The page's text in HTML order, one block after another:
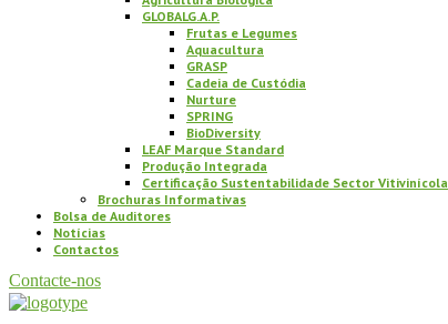
GLOBALG.A.P.
Frutas e Legumes
Aquacultura
GRASP
Cadeia de Custódia
Nurture
SPRING
BioDiversity
LEAF Marque Standard
Produção Integrada
Certificação Sustentabilidade Sector Vitivinícola
Brochuras Informativas
Bolsa de Auditores
Notícias
Contactos
Contacte-nos